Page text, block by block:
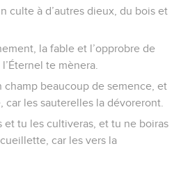
culte à d’autres dieux, du bois et
la fable et l’opprobre de
te mènera.
champ beaucoup de semence, et
les sauterelles la dévoreront.
et tu les cultiveras, et tu ne boiras
car les vers la